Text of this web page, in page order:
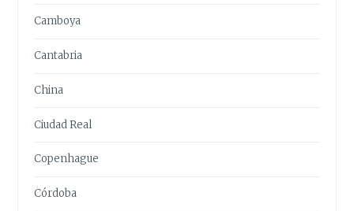
Camboya
Cantabria
China
Ciudad Real
Copenhague
Córdoba